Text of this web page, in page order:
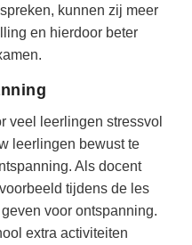
kunnen zij meer
en hierdoor beter
veel leerlingen stressvol
leerlingen bewust te
Als docent
tijdens de les
voor ontspanning.
extra activiteiten